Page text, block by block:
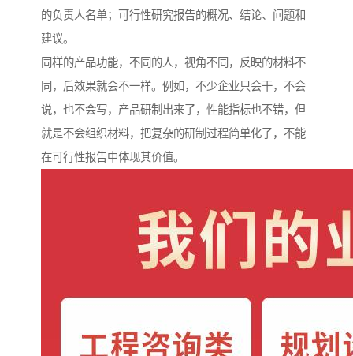
的负责人名单；可行性研究报告的概况、结论、问题和
建议。
同样的产品功能，不同的人，视角不同，反映的材料不
同，后效果就会不一样。例如，不少企业只会干，不会
说，也不会写，产品研制出来了，性能指标也不错，但
就是不会组织材料，把复杂的研制过程简单化了，不能
在可行性报告中体现其价值。